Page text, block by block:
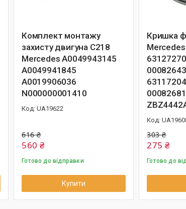
Комплект монтажу
захисту двигуна C218
Mercedes A0049943145
A0049941845
A0019906036
N000000001410
UA19622
616 ₴
560 ₴
Готово до відправки
Купити
Кришка
303 ₴
275 ₴
Готово до